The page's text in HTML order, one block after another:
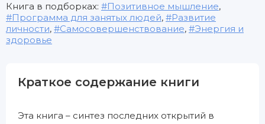
Книга в подборках: Позитивное мышление,
Программа для занятых людей,
Развитие
личности, Самосовершенствование,
Энергия и
здоровье
Краткое содержание книги
Эта книга – синтез последних открытий в